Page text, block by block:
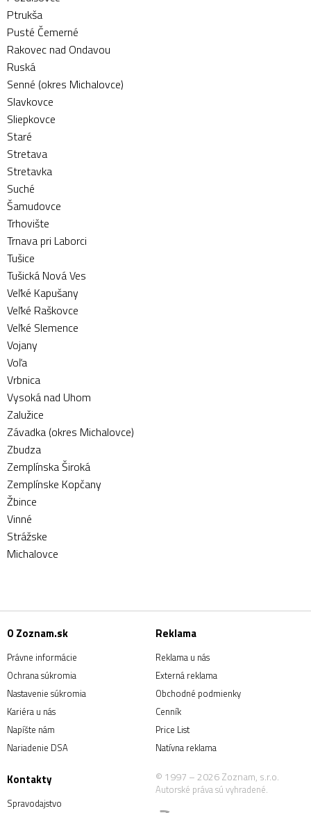
Ptrukša
Pusté Čemerné
Rakovec nad Ondavou
Ruská
Senné (okres Michalovce)
Slavkovce
Sliepkovce
Staré
Stretava
Stretavka
Suché
Šamudovce
Trhovište
Trnava pri Laborci
Tušice
Tušická Nová Ves
Veľké Kapušany
Veľké Raškovce
Veľké Slemence
Vojany
Voľa
Vrbnica
Vysoká nad Uhom
Zalužice
Závadka (okres Michalovce)
Zbudza
Zemplínska Široká
Zemplínske Kopčany
Žbince
Vinné
Strážske
Michalovce
O Zoznam.sk
Právne informácie
Ochrana súkromia
Nastavenie súkromia
Kariéra u nás
Napíšte nám
Nariadenie DSA
Reklama
Reklama u nás
Externá reklama
Obchodné podmienky
Cenník
Price List
Natívna reklama
Kontakty
Spravodajstvo
© 1997 – 2026 Zoznam, s.r.o.
Autorské práva sú vyhradené.